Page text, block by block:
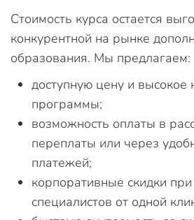
Стоимость курса остается
конкурентной на рынке
образования. Мы предлагаем:
доступную цену и высокое
программы;
возможность оплаты в
переплаты или через
платежей;
корпоративные скидки
специалистов от одной